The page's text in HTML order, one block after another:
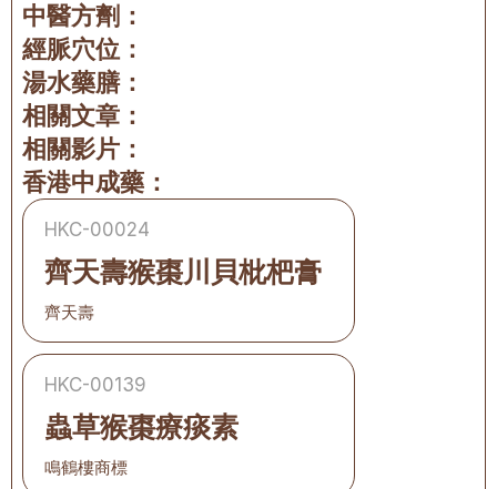
中醫方劑：
經脈穴位：
湯水藥膳：
相關文章：
相關影片：
香港中成藥：
HKC-00024
齊天壽猴棗川貝枇杷膏
齊天壽
HKC-00139
蟲草猴棗療痰素
鳴鶴樓商標